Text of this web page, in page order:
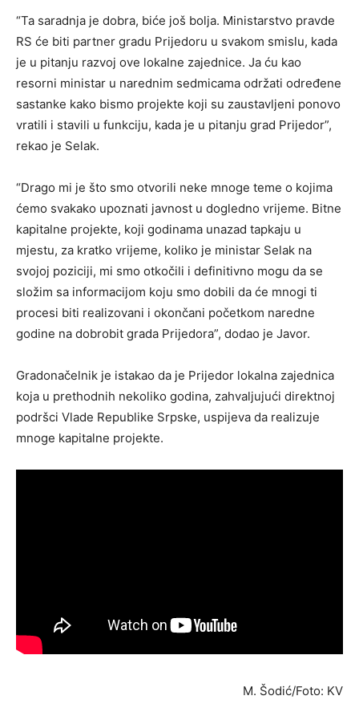
“Ta saradnja je dobra, biće još bolja. Ministarstvo pravde
RS će biti partner gradu Prijedoru u svakom smislu, kada
je u pitanju razvoj ove lokalne zajednice. Ja ću kao
resorni ministar u narednim sedmicama održati određene
sastanke kako bismo projekte koji su zaustavljeni ponovo
vratili i stavili u funkciju, kada je u pitanju grad Prijedor”,
rekao je Selak.
“Drago mi je što smo otvorili neke mnoge teme o kojima
ćemo svakako upoznati javnost u dogledno vrijeme. Bitne
kapitalne projekte, koji godinama unazad tapkaju u
mjestu, za kratko vrijeme, koliko je ministar Selak na
svojoj poziciji, mi smo otkočili i definitivno mogu da se
složim sa informacijom koju smo dobili da će mnogi ti
procesi biti realizovani i okončani početkom naredne
godine na dobrobit grada Prijedora”, dodao je Javor.
Gradonačelnik je istakao da je Prijedor lokalna zajednica
koja u prethodnih nekoliko godina, zahvaljujući direktnoj
podršci Vlade Republike Srpske, uspijeva da realizuje
mnoge kapitalne projekte.
M. Šodić/Foto: KV